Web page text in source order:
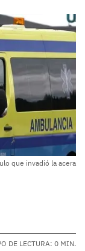
que invadió la acera
DE LECTURA: 0 MIN.